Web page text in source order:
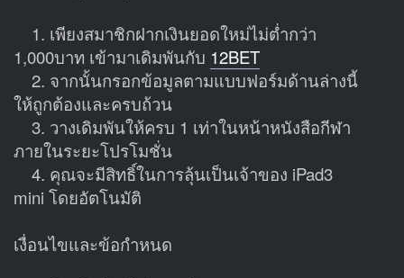
1. เพียงสมาชิกฝากเงินยอดใหม่ไม่ต่ำกว่า
1,000บาท เข้ามาเดิมพันกับ 12BET
2. จากนั้นกรอกข้อมูลตามแบบฟอร์มด้านล่างนี้
ให้ถูกต้องและครบถ้วน
3. วางเดิมพันให้ครบ 1 เท่าในหน้าหนังสือกีฬา
ภายในระยะโปรโมชั่น
4. คุณจะมีสิทธิ์ในการลุ้นเป็นเจ้าของ iPad3
mini โดยอัตโนมัติ
เงื่อนไขและข้อกำหนด